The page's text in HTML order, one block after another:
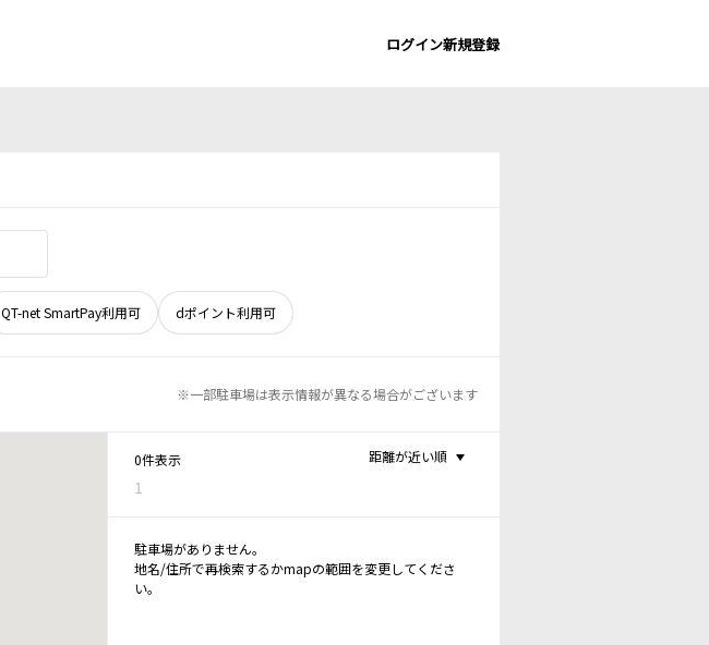
ログイン新規登録
QT-net SmartPay利用可 dポイント利用可
※一部駐車場は表示情報が異なる場合がございます
0件表示
1
距離が近い順
駐車場がありません。
地名/住所で再検索するかmapの範囲を変更してくださ
い。